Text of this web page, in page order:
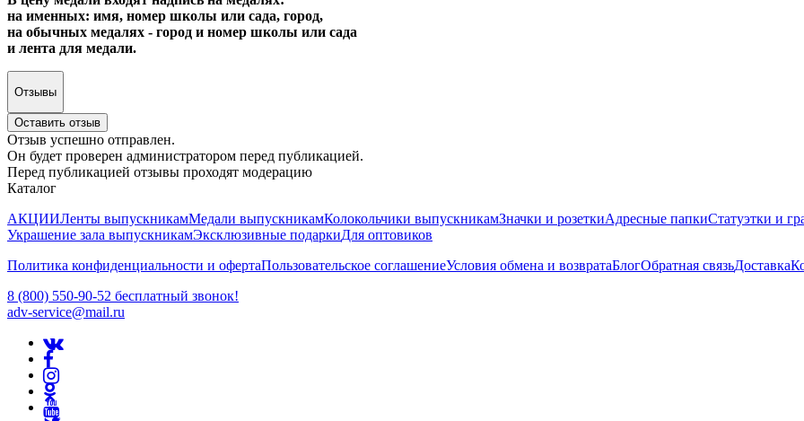
на именных: имя, номер школы или сада, город,
на обычных медалях - город и номер школы или сада
и лента для медали.
Отзывы
Оставить отзыв
Отзыв успешно отправлен.
Он будет проверен администратором перед публикацией.
Перед публикацией отзывы проходят модерацию
Каталог
АКЦИИЛенты выпускникамМедали выпускникамКолокольчики выпускникамЗначки и розеткиАдресные папкиСтатуэтки и
Украшение зала выпускникамЭксклюзивные подаркиДля оптовиков
Политика конфиденциальности и офертаПользовательское соглашениеУсловия обмена и возвратаБлогОбратная связьДоставка
8 (800) 550-90-52 бесплатный звонок!
adv-service@mail.ru